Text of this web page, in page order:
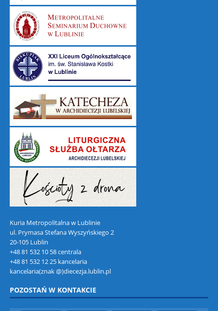
Kuria Metropolitalna w Lublinie
ul. Prymasa Stefana Wyszyńskiego 2
20-105 Lublin
+48 81 532 10 58 centrala
+48 81 532 12 25 kancelaria
kancelaria(znak @)diecezja.lublin.pl
POZOSTAŃ W KONTAKCIE